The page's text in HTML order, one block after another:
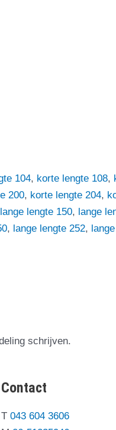
104, korte lengte 108,
200, korte lengte 204,
lange lengte 150, lange
, lange lengte 252,
schrijven.
Contact
T 043 604 3606